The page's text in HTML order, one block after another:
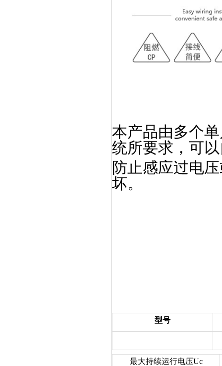
本产品由多个
统所要求，可
防止感应过电
坏。
型号
最大持续运行电压Uc